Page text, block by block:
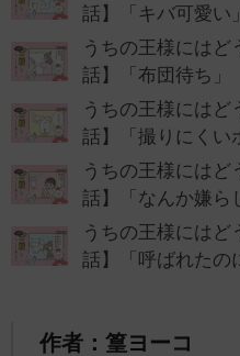
話】「キバ可愛い」
うちの王様にはど
話】「布団待ち」
うちの王様にはど
話】「撮りにくい
うちの王様にはど
話】「なんか嫌ら
うちの王様にはど
話】「呼ばれたの
作者：篁ヨーコ